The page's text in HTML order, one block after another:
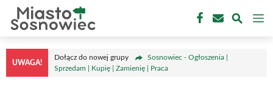
Przejdź
treści
UWAGA!
Dołącz do nowej grupy
Sosnowiec - Ogłoszenia |
Sprzedam | Kupię | Zamienię | Praca